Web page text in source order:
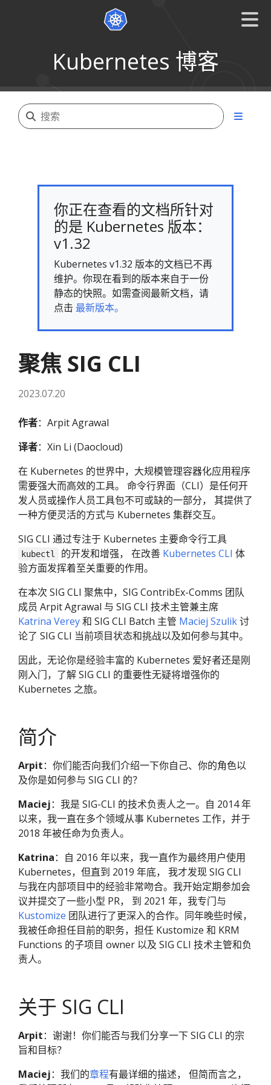
Kubernetes 博客
你正在查看的文档所针对
的是 Kubernetes 版本：
v1.32
Kubernetes v1.32 版本的文档已不再
维护。你现在看到的版本来自于一份
静态的快照。如需查阅最新文档，请
点击 最新版本。
聚焦 SIG CLI
2023.07.20
作者：Arpit Agrawal
译者：Xin Li (Daocloud)
在 Kubernetes 的世界中，大规模管理容器化应用程序
需要强大而高效的工具。 命令行界面（CLI）是任何开
发人员或操作人员工具包不可或缺的一部分， 其提供了
一种方便灵活的方式与 Kubernetes 集群交互。
SIG CLI 通过专注于 Kubernetes 主要命令行工具
kubectl 的开发和增强， 在改善 Kubernetes CLI 体
验方面发挥着至关重要的作用。
在本次 SIG CLI 聚焦中，SIG ContribEx-Comms 团队
成员 Arpit Agrawal 与 SIG CLI 技术主管兼主席
Katrina Verey和 SIG CLI Batch 主管 Maciej Szulik讨
论了 SIG CLI 当前项目状态和挑战以及如何参与其中。
因此，无论你是经验丰富的 Kubernetes 爱好者还是刚
刚入门，了解 SIG CLI 的重要性无疑将增强你的
Kubernetes 之旅。
简介
Arpit：你们能否向我们介绍一下你自己、你的角色以
及你是如何参与 SIG CLI 的？
Maciej：我是 SIG-CLI 的技术负责人之一。自 2014 年
以来，我一直在多个领域从事 Kubernetes 工作，并于
2018 年被任命为负责人。
Katrina：自 2016 年以来，我一直作为最终用户使用
Kubernetes，但直到 2019 年底， 我才发现 SIG CLI
与我在内部项目中的经验非常吻合。我开始定期参加会
议并提交了一些小型 PR， 到 2021 年，我专门与
Kustomize 团队进行了更深入的合作。同年晚些时候，
我被任命担任目前的职务，担任 Kustomize 和 KRM
Functions 的子项目 owner 以及 SIG CLI 技术主管和负
责人。
关于 SIG CLI
Arpit：谢谢！你们能否与我们分享一下 SIG CLI 的宗
旨和目标？
Maciej：我们的章程有最详细的描述， 但简而言之，